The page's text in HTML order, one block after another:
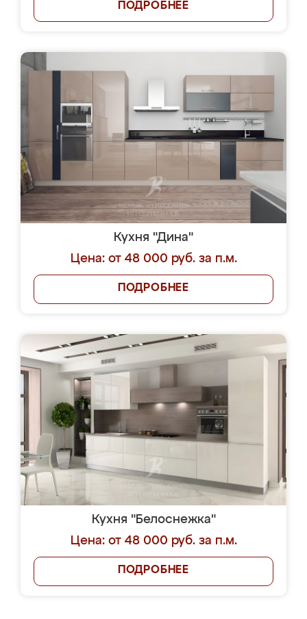
ПОДРОБНЕЕ
Кухня "Дина"
Цена: от 48 000 руб. за п.м.
ПОДРОБНЕЕ
Кухня "Белоснежка"
Цена: от 48 000 руб. за п.м.
ПОДРОБНЕЕ